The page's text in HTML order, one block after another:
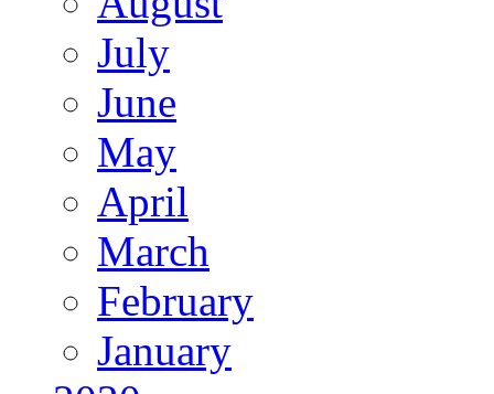
July
June
May
April
March
February
January